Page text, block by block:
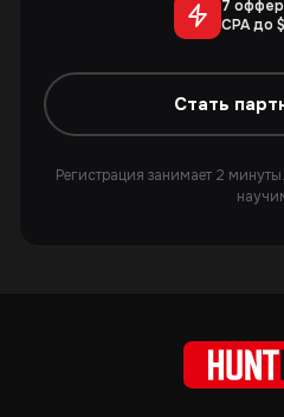
7
CPA до
Стать
Регистрация занимает 2